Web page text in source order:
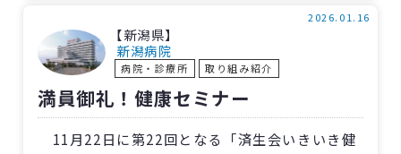
知る」「やりすぎない」「迷ったら周囲に声を
かける」といった“安全で高齢者にやさしいケ
ア”の姿勢を、「爪切り看護外来」の担当看護師
8人がインストラクターとして丁寧に伝えまし
【新潟県】
新潟病院
病院・診療所 取り組み紹介
2026.01.16
満員御礼！健康セミナー
11月22日に第22回となる「済生会いきいき健